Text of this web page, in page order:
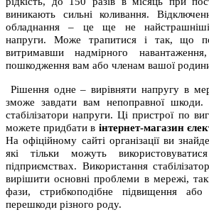
виникають сильні коливання.
обладнання – це ще не найстрашніші
напруги. Може трапитися і так, що
витримавши надмірного
пошкодження вам або членам вашої
Рішення одне – вирівняти напругу в
зможе завдати вам непоправної
стабілізатори напруги. Ці пристрої по
можете придбати в інтернет-магазин
На офіційному сайті організації ви
які тільки можуть
підприємствах. Використання
вирішити основні проблеми в мережі,
фази, стрибкоподібне підвищення
перешкоди різного роду.